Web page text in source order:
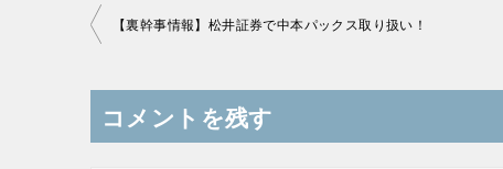
投
ナ
ビ
【裏幹事情報】松井証券で中本パックス取り扱い！
コメントを残す